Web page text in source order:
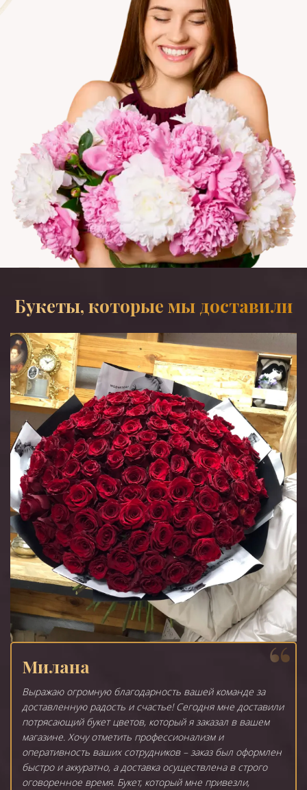
Букеты, которые мы доставили
Милана
Выражаю огромную благодарность вашей команде за
доставленную радость и счастье! Сегодня мне доставили
потрясающий букет цветов, который я заказал в вашем
магазине. Хочу отметить профессионализм и
оперативность ваших сотрудников – заказ был оформлен
быстро и аккуратно, а доставка осуществлена в строго
оговоренное время. Букет, который мне привезли,